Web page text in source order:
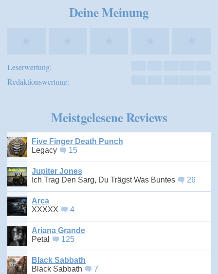
Deine Meinung
Leserwertung:
Redaktionswertung:
Meistgelesene Reviews
Five Finger Death Punch
Legacy
15
Jupiter Jones
Ich Trag Den Sarg, Du Trägst Was Buntes
26
Arca
XXXXX
4
Ariana Grande
Petal
125
Black Sabbath
Black Sabbath
7